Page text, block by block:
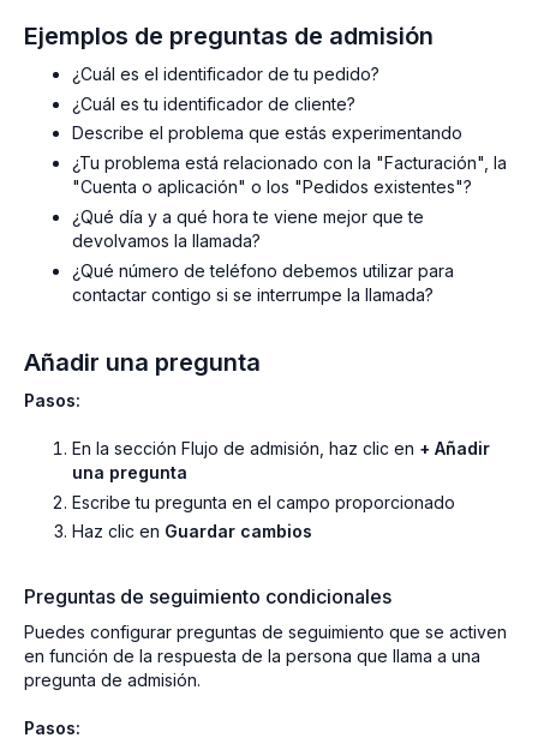
Ejemplos de preguntas de admisión
¿Cuál es el identificador de tu pedido?
¿Cuál es tu identificador de cliente?
Describe el problema que estás experimentando
¿Tu problema está relacionado con la "Facturación", la
"Cuenta o aplicación" o los "Pedidos existentes"?
¿Qué día y a qué hora te viene mejor que te
devolvamos la llamada?
¿Qué número de teléfono debemos utilizar para
contactar contigo si se interrumpe la llamada?
Añadir una pregunta
Pasos:
En la sección Flujo de admisión, haz clic en + Añadir
una pregunta
Escribe tu pregunta en el campo proporcionado
Haz clic en Guardar cambios
Preguntas de seguimiento condicionales
Puedes configurar preguntas de seguimiento que se activen
en función de la respuesta de la persona que llama a una
pregunta de admisión.
Pasos: